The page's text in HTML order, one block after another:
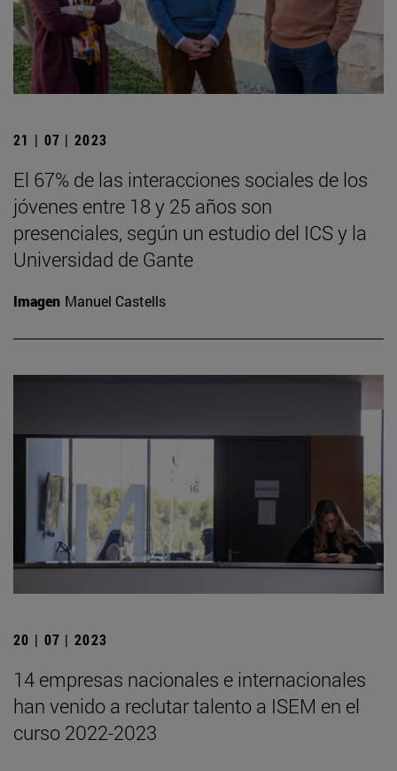
21 | 07 | 2023
El 67% de las interacciones sociales de los
jóvenes entre 18 y 25 años son
presenciales, según un estudio del ICS y la
Universidad de Gante
Imagen Manuel Castells
20 | 07 | 2023
14 empresas nacionales e internacionales
han venido a reclutar talento a ISEM en el
curso 2022-2023